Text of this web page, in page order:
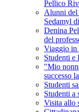
Pellico
Alunni del
Sedamyl
Denina
del
Viaggio in
Studenti e
"Mio
successo
Studenti
Studenti a
Visita allo